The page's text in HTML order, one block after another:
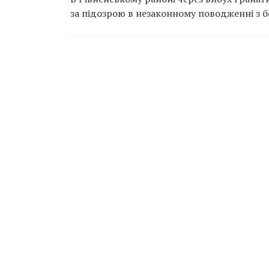
за підозрою в незаконному поводженні з